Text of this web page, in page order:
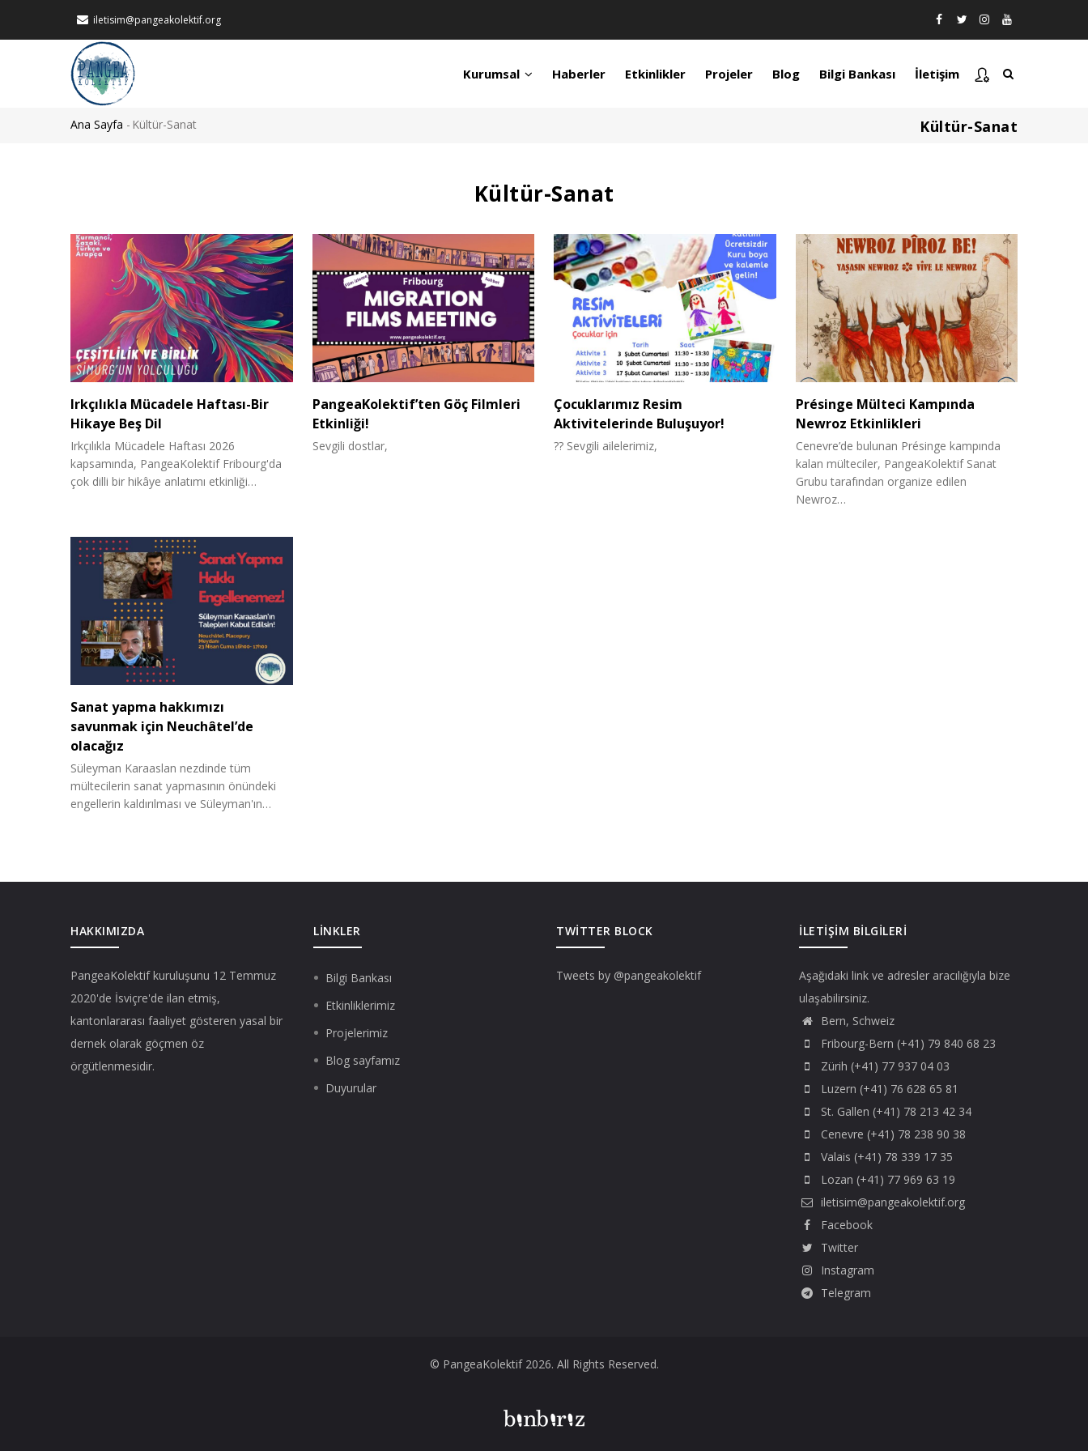
iletisim@pangeakolektif.org
Kurumsal Haberler Etkinlikler Projeler Blog Bilgi Bankası İletişim
Kültür-Sanat
Sayfa
Ana Sayfa - Kültür-Sanat
Kültür-Sanat
Irkçılıkla Mücadele Haftası-Bir
Hikaye Beş Dil
Irkçılıkla Mücadele Haftası 2026
kapsamında, PangeaKolektif Fribourg'da
çok dilli bir hikâye anlatımı etkinliği…
PangeaKolektif’ten Göç Filmleri
Etkinliği!
Sevgili dostlar,
Çocuklarımız Resim
Aktivitelerinde Buluşuyor!
?? Sevgili ailelerimiz,
Présinge Mülteci Kampında
Newroz Etkinlikleri
Cenevre’de bulunan Présinge kampında
kalan mülteciler, PangeaKolektif Sanat
Grubu tarafından organize edilen
Newroz…
Sanat yapma hakkımızı
savunmak için Neuchâtel’de
olacağız
Süleyman Karaaslan nezdinde tüm
mültecilerin sanat yapmasının önündeki
engellerin kaldırılması ve Süleyman'ın…
HAKKIMIZDA
PangeaKolektifkuruluşunu 12 Temmuz
2020'de İsviçre'de ilan etmiş,
kantonlararası faaliyet gösteren yasal bir
dernek olarak göçmen öz
örgütlenmesidir.
LINKLER
Bilgi Bankası
Etkinliklerimiz
Projelerimiz
Blog sayfamız
Duyurular
TWITTER BLOCK
Tweets by @pangeakolektif
İLETIŞIM BILGILERI
Aşağıdaki link ve adresler aracılığıyla bize
ulaşabilirsiniz.
Bern, Schweiz
Fribourg-Bern (+41) 79 840 68 23
Zürih (+41) 77 937 04 03
Luzern (+41) 76 628 65 81
St. Gallen (+41) 78 213 42 34
Cenevre (+41) 78 238 90 38
Valais (+41) 78 339 17 35
Lozan (+41) 77 969 63 19
iletisim@pangeakolektif.org
Facebook
Twitter
Instagram
Telegram
© PangeaKolektif 2026. All Rights Reserved.